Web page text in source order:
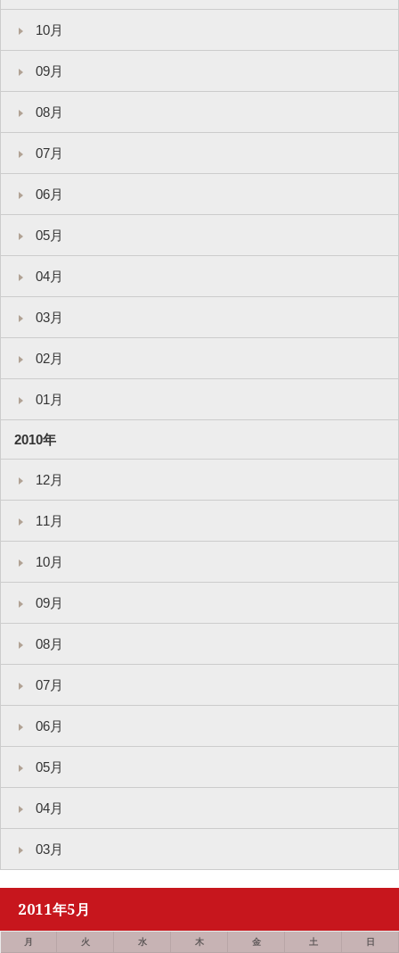
10月
09月
08月
07月
06月
05月
04月
03月
02月
01月
2010年
12月
11月
10月
09月
08月
07月
06月
05月
04月
03月
2011年5月
月 火 水 木 金 土 日